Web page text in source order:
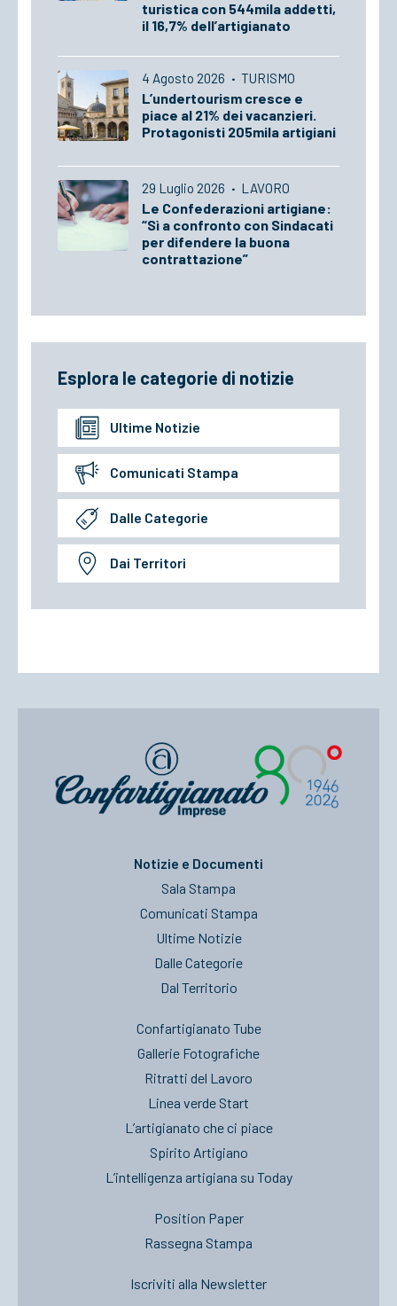
turistica con 544mila addetti,
il 16,7% dell’artigianato
4 Agosto 2026 · TURISMO
L’undertourism cresce e
piace al 21% dei vacanzieri.
Protagonisti 205mila artigiani
29 Luglio 2026 · LAVORO
Le Confederazioni artigiane:
“Sì a confronto con Sindacati
per difendere la buona
contrattazione”
Esplora le categorie di notizie
Ultime Notizie
Comunicati Stampa
Dalle Categorie
Dai Territori
Notizie e Documenti
Sala Stampa
Comunicati Stampa
Ultime Notizie
Dalle Categorie
Dal Territorio
Confartigianato Tube
Gallerie Fotografiche
Ritratti del Lavoro
Linea verde Start
L’artigianato che ci piace
Spirito Artigiano
L’intelligenza artigiana su Today
Position Paper
Rassegna Stampa
Iscriviti alla Newsletter